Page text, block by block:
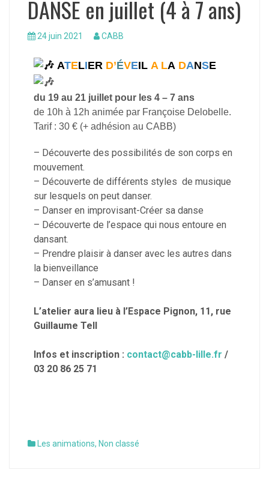
DANSE en juillet (4 à 7 ans)
24 juin 2021 CABB
ATELIER D’ÉVEIL A LA DANSE
du 19 au 21 juillet pour les 4 – 7 ans
de 10h à 12h animée par Françoise Delobelle.
Tarif : 30 € (+ adhésion au CABB)
– Découverte des possibilités de son corps en
mouvement.
– Découverte de différents styles de musique
sur lesquels on peut danser.
– Danser en improvisant-Créer sa danse
– Découverte de l’espace qui nous entoure en
dansant.
– Prendre plaisir à danser avec les autres dans
la bienveillance
– Danser en s’amusant !
L’atelier aura lieu à l’Espace Pignon, 11, rue
Guillaume Tell
Infos et inscription : contact@cabb-lille.fr /
03 20 86 25 71
Les animations, Non classé